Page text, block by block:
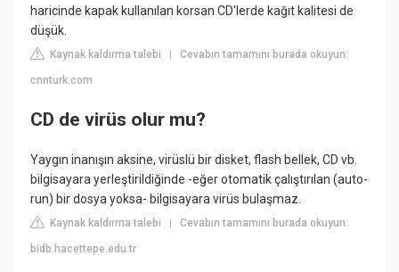
haricinde kapak kullanılan korsan CD'lerde kağıt kalitesi de
düşük.
Kaynak kaldırma talebi |Cevabın tamamını burada okuyun:
cnnturk.com
CD de virüs olur mu?
Yaygın inanışın aksine, virüslü bir disket, flash bellek, CD vb.
bilgisayara yerleştirildiğinde -eğer otomatik çalıştırılan (auto-
run) bir dosya yoksa- bilgisayara virüs bulaşmaz.
Kaynak kaldırma talebi |Cevabın tamamını burada okuyun:
bidb.hacettepe.edu.tr